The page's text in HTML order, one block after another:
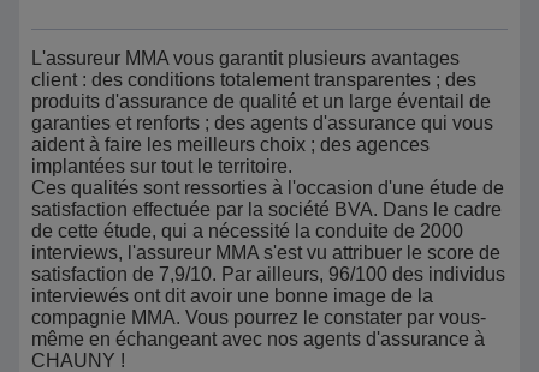
L'assureur MMA vous garantit plusieurs avantages
client : des conditions totalement transparentes ; des
produits d'assurance de qualité et un large éventail de
garanties et renforts ; des agents d'assurance qui vous
aident à faire les meilleurs choix ; des agences
implantées sur tout le territoire.
Ces qualités sont ressorties à l'occasion d'une étude de
satisfaction effectuée par la société BVA. Dans le cadre
de cette étude, qui a nécessité la conduite de 2000
interviews, l'assureur MMA s'est vu attribuer le score de
satisfaction de 7,9/10. Par ailleurs, 96/100 des individus
interviewés ont dit avoir une bonne image de la
compagnie MMA. Vous pourrez le constater par vous-
même en échangeant avec nos agents d'assurance à
CHAUNY !